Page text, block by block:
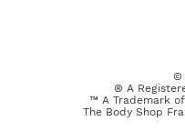
©
® A
™ A Trademark
The Body Shop